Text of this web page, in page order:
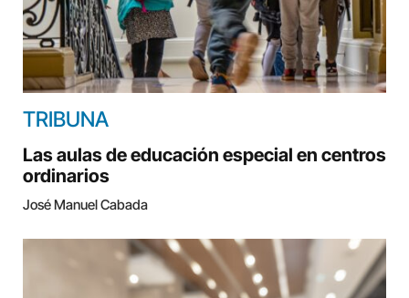
TRIBUNA
Las aulas de educación especial en centros
ordinarios
José Manuel Cabada